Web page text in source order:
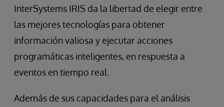
InterSystems IRIS da la libertad de elegir entre
las mejores tecnologías para obtener
información valiosa y ejecutar acciones
programáticas inteligentes, en respuesta a
eventos en tiempo real.
Además de sus capacidades para el análisis